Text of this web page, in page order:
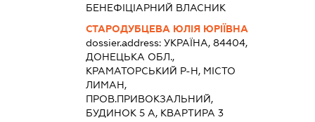
БЕНЕФІЦІАРНИЙ ВЛАСНИК
СТАРОДУБЦЕВА ЮЛІЯ ЮРІЇВНА
dossier.address: УКРАЇНА, 84404,
ДОНЕЦЬКА ОБЛ.,
КРАМАТОРСЬКИЙ Р-Н, МІСТО
ЛИМАН,
ПРОВ.ПРИВОКЗАЛЬНИЙ,
БУДИНОК 5 А, КВАРТИРА 3